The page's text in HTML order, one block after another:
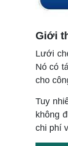
Giới
Lưới
Nó có
cho
Tuy
không
chi phí